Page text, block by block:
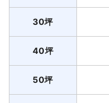
30坪
40坪
50坪